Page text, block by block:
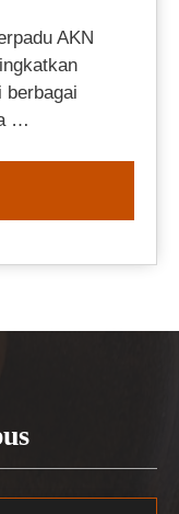
AKN
berbagai
…